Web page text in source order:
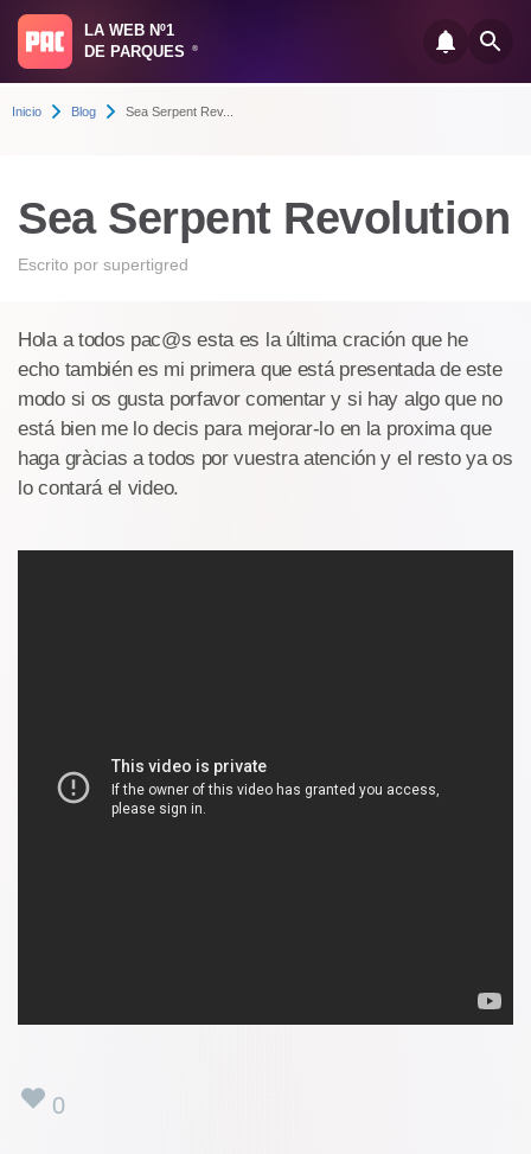
LA WEB Nº1
DE PARQUES
®
Inicio Blog Sea Serpent Rev...
Sea Serpent Revolution
Escrito por supertigred
Hola a todos pac@s esta es la última cración que he
echo también es mi primera que está presentada de este
modo si os gusta porfavor comentar y si hay algo que no
está bien me lo decis para mejorar-lo en la proxima que
haga gràcias a todos por vuestra atención y el resto ya os
lo contará el video.
0